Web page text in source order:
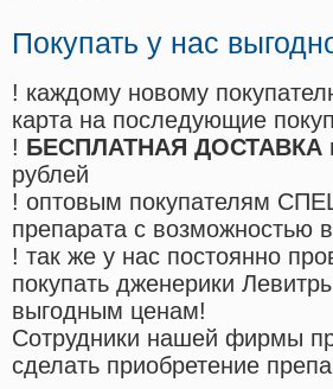
Покупать у нас
! каждому новому
карта на последующие
! БЕСПЛАТНАЯ ДОСТАВКА
рублей
! оптовым покупателям
препарата с возможностью
! так же у нас постоянно
покупать дженерики
выгодным ценам!
Cотрудники нашей фирмы
сделать приобретение